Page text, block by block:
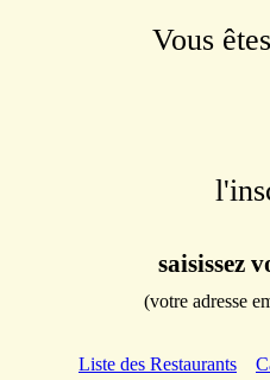
Vous
saisissez
(votre adresse
Liste des Restaurants